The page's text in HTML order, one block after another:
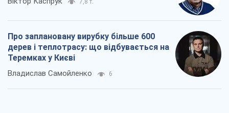
7,8 т.
Про заплановану вирубку більше 600
дерев і теплотрасу: що відбувається на
Теремках у Києві
Владислав Самойленко 6